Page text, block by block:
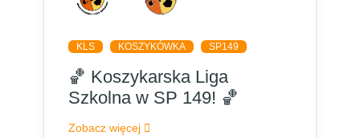
KLS KOSZYKÓWKA SP149
🏀 Koszykarska Liga
Szkolna w SP 149! 🏀
Zobacz więcej